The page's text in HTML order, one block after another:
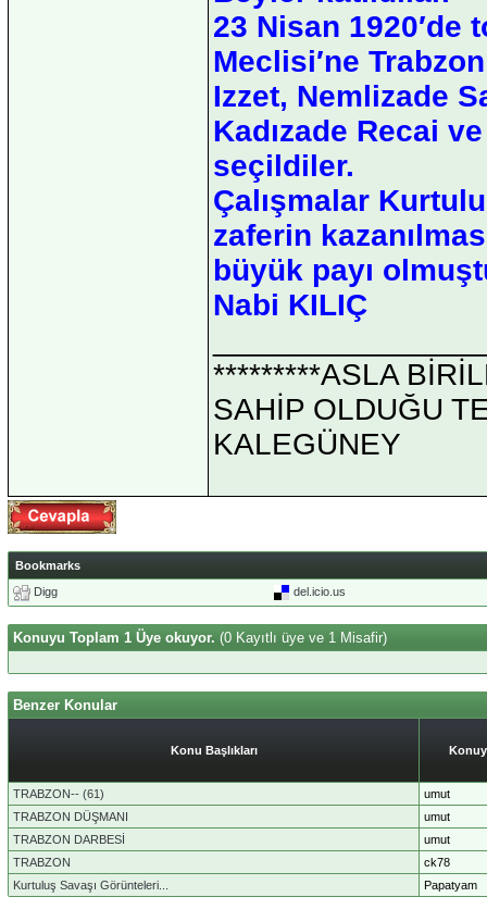
23 Nisan
Meclisi′ne
Izzet, Nemlizade
Kadızade Recai
seçildiler.
Çalışmalar
zaferin
büyük payı
Nabi KILIÇ
*********ASLA
SAHİP OLDUĞU
KALEGÜNEY
Bookmarks
Digg
del.icio.us
Konuyu Toplam 1 Üye okuyor. (0 Kayıtlı üye ve 1 Misafir)
Benzer Konular
Konu Başlıkları
TRABZON-- (61)
umut
TRABZON DÜŞMANI
umut
TRABZON DARBESİ
umut
TRABZON
ck78
Kurtuluş Savaşı Görünteleri...
Papatyam